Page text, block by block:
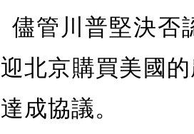
儘管川普堅決否
迎北京購買美國
達成協議。